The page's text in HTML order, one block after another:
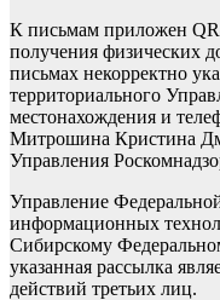
К письмам приложен
получения физических
письмах некорректно
территориального
местонахождения и
Митрошина Кристина
Управления
Управление
информационных
Сибирскому
указанная рассылка
действий третьих лиц.